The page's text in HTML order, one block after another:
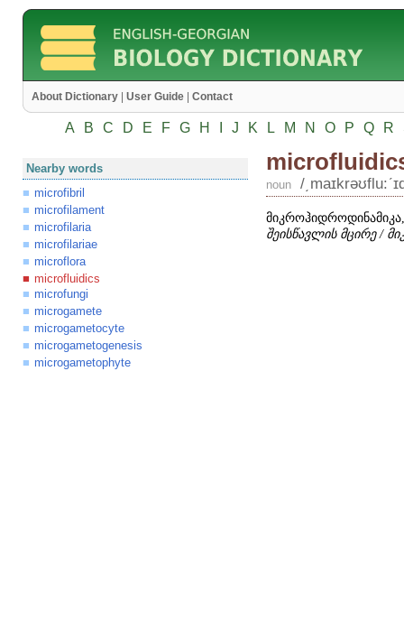
About Dictionary User Guide Contact
A B C D E F G H J K L M N O P Q R
Nearby words
microfibril
microfilament
microfilaria
microfilariae
microflora
microfluidics
microfungi
microgamete
microgametocyte
microgametogenesis
microgametophyte
noun /
შეისწავლის მცირე /